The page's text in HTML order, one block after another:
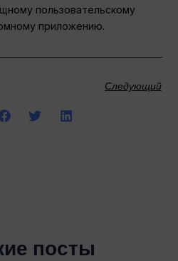
пользовательскому
приложению.
Следующий
посты